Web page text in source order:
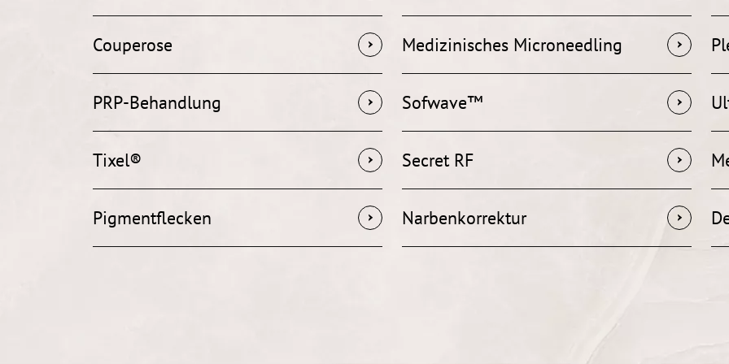
Couperose Medizinisches Microneedling
PRP-Behandlung Sofwave™
Tixel® Secret RF
Pigmentflecken Narbenkorrektur